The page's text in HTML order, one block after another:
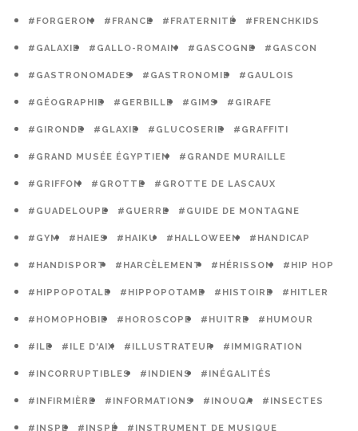
#FORGERON #FRANCE #FRATERNITÉ #FRENCHKIDS
#GALAXIE #GALLO-ROMAIN #GASCOGNE #GASCON
#GASTRONOMADES #GASTRONOMIE #GAULOIS
#GÉOGRAPHIE #GERBILLE #GIMS #GIRAFE
#GIRONDE #GLAXIE #GLUCOSERIE #GRAFFITI
#GRAND MUSÉE ÉGYPTIEN #GRANDE MURAILLE
#GRIFFON #GROTTE #GROTTE DE LASCAUX
#GUADELOUPE #GUERRE #GUIDE DE MONTAGNE
#GYM #HAIES #HAIKU #HALLOWEEN #HANDICAP
#HANDISPORT #HARCÈLEMENT #HÉRISSON #HIP HOP
#HIPPOPOTALE #HIPPOPOTAME #HISTOIRE #HITLER
#HOMOPHOBIE #HOROSCOPE #HUITRE #HUMOUR
#ILE #ILE D'AIX #ILLUSTRATEUR #IMMIGRATION
#INCORRUPTIBLES #INDIENS #INÉGALITÉS
#INFIRMIÈRE #INFORMATIONS #INOUQA #INSECTES
#INSPE #INSPÉ #INSTRUMENT DE MUSIQUE